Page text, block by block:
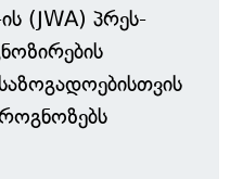
(JWA) პრეს-